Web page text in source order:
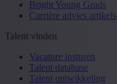
Bright Young Grads
Carrière advies artikels
Talent vinden
Vacature insturen
Talent database
Talent ontwikkeling